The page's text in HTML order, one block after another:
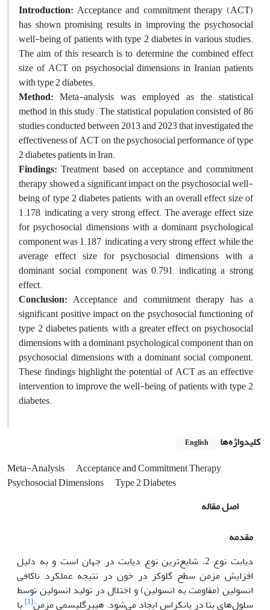
Introduction: Acceptance and commitment therapy (ACT)
has shown promising results in improving the psychosocial
well-being of patients with type 2 diabetes in various studies.
The aim of this research is to determine the combined effect
size of ACT on psychosocial dimensions in Iranian patients
with type 2 diabetes.
Method: Meta-analysis was employed as the statistical
method in this study. The statistical population consisted of 86
studies conducted between 2013 and 2023 that investigated the
effectiveness of ACT on the psychosocial performance of type
2 diabetes patients in Iran.
Findings: Treatment based on acceptance and commitment
therapy showed a significant impact on the psychosocial well-
being of type 2 diabetes patients, with an overall effect size of
1.178, indicating a very strong effect. The average effect size
for psychosocial dimensions with a dominant psychological
component was 1.187, indicating a very strong effect, while the
average effect size for psychosocial dimensions with a
dominant social component was 0.791, indicating a strong
effect.
Conclusion: Acceptance and commitment therapy has a
significant positive impact on the psychosocial functioning of
type 2 diabetes patients, with a greater effect on psychosocial
dimensions with a dominant psychological component than on
psychosocial dimensions with a dominant social component.
These findings highlight the potential of ACT as an effective
intervention to improve the well-being of patients with type 2
diabetes.
کلیدواژه‌ها English
Meta-Analysis
Acceptance and Commitment Therapy
Psychosocial Dimensions
Type 2 Diabetes
اصل مقاله
مقدمه
دیابت نوع 2، شایع‌ترین نوع دیابت در جهان است و به دلیل
افزایش مزمن سطح گلوکز در خون در نتیجه عملکرد ناکافی
انسولین (مقاومت به انسولین) و اختلال در تولید انسولین توسط
سلول‌های بتا در پانکراس ایجاد می‌شود. هیپرگلیسمی مزمن[1]
با